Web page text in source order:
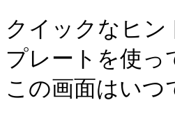
クイックなヒ
プレートを使
この画面はい